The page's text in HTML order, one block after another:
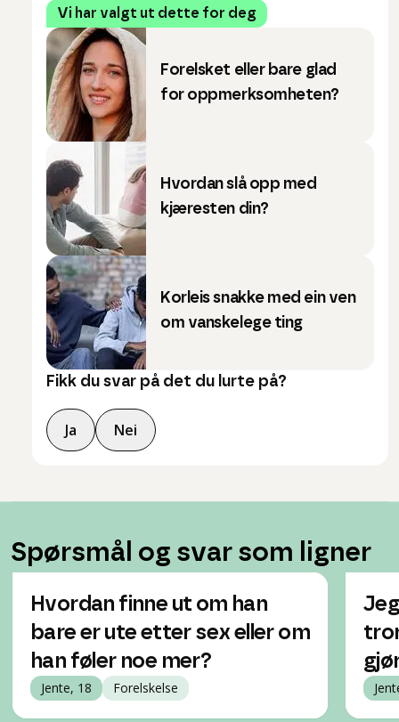
Vi har valgt ut dette for deg
Forelsket eller bare glad
for oppmerksomheten?
Hvordan slå opp med
kjæresten din?
Korleis snakke med ein ven
om vanskelege ting
Fikk du svar på det du lurte på?
Ja Nei
Spørsmål og svar som ligner
Hvordan finne ut om han
bare er ute etter sex eller om
han føler noe mer?
Jente, 18 Forelskelse